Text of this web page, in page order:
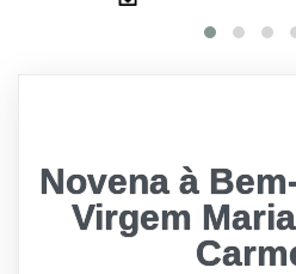
Novena à
Virgem